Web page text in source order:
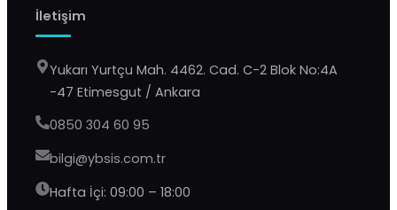
İletişim
Yukarı Yurtçu Mah. 4462. Cad. C-2 Blok No:4A
-47 Etimesgut / Ankara
0850 304 60 95
bilgi@ybsis.com.tr
Hafta İçi: 09:00 – 18:00